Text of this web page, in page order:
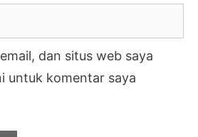
dan situs web saya
untuk komentar saya